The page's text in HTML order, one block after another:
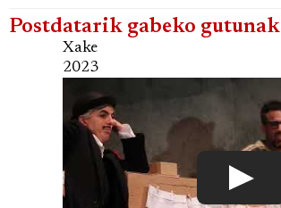
Postdatarik gabeko gutunak
Xake
2023